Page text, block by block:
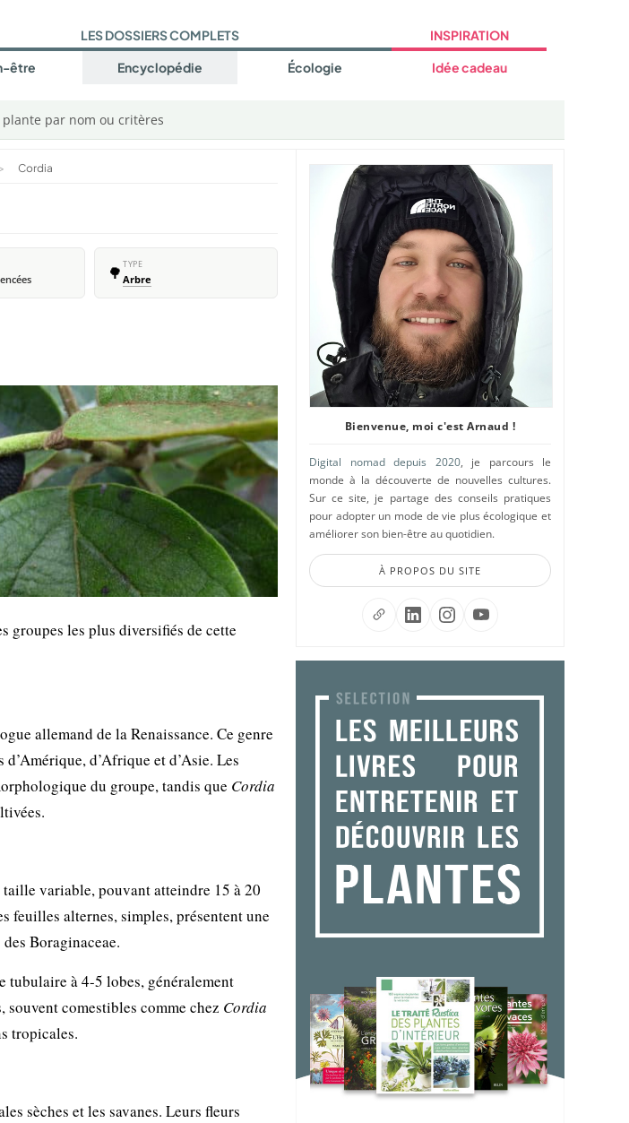
LES DOSSIERS COMPLETS
être Encyclopédie Écologie
INSPIRATION
Idée cadeau
par nom ou critères
> Cordia
🌳 TYPE
Arbre
groupes les plus diversifiés de cette
allemand de la Renaissance. Ce genre
d’Afrique et d’Asie. Les
du groupe, tandis que Cordia
taille variable, pouvant atteindre 15 à 20
feuilles alternes, simples, présentent une
Boraginaceae.
tubulaire à 4-5 lobes, généralement
souvent comestibles comme chez Cordia
tropicales.
sèches et les savanes. Leurs fleurs
Bienvenue, moi c'est Arnaud !
Digital nomad depuis 2020, je parcours le
monde à la découverte de nouvelles cultures.
Sur ce site, je partage des conseils pratiques
pour adopter un mode de vie plus écologique et
améliorer son bien-être au quotidien.
À PROPOS DU SITE